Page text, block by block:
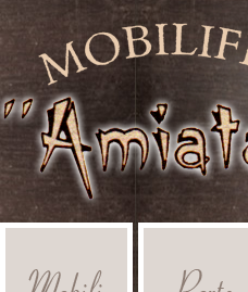
Salta al contenuto principale